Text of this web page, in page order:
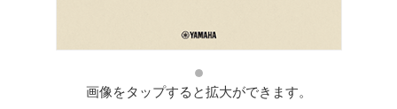
画像をタップすると拡大ができます。